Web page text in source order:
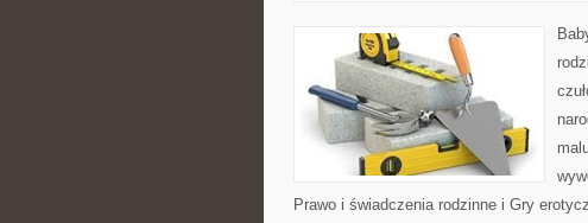
Prawo i świadczenia rodzinne i Gry